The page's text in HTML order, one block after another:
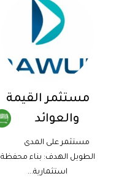
مستثمر القيمة
والعوائد
مستثمر على المدى
الطويل الهدف: بناء محفظة
استثمارية...